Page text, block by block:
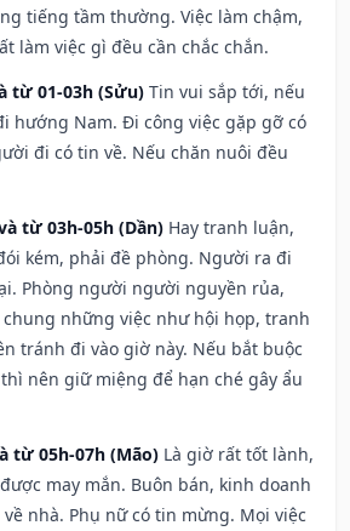
tiếng tầm thường. Việc làm chậm,
làm việc gì đều cần chắc chắn.
từ 01-03h (Sửu) Tin vui sắp tới, nếu
hướng Nam. Đi công việc gặp gỡ có
đi có tin về. Nếu chăn nuôi đều
từ 03h-05h (Dần) Hay tranh luận,
kém, phải đề phòng. Người ra đi
Phòng người người nguyền rủa,
những việc như hội họp, tranh
tránh đi vào giờ này. Nếu bắt buộc
nên giữ miệng để hạn ché gây ẩu
từ 05h-07h (Mão) Là giờ rất tốt lành,
may mắn. Buôn bán, kinh doanh
nhà. Phụ nữ có tin mừng. Mọi việc